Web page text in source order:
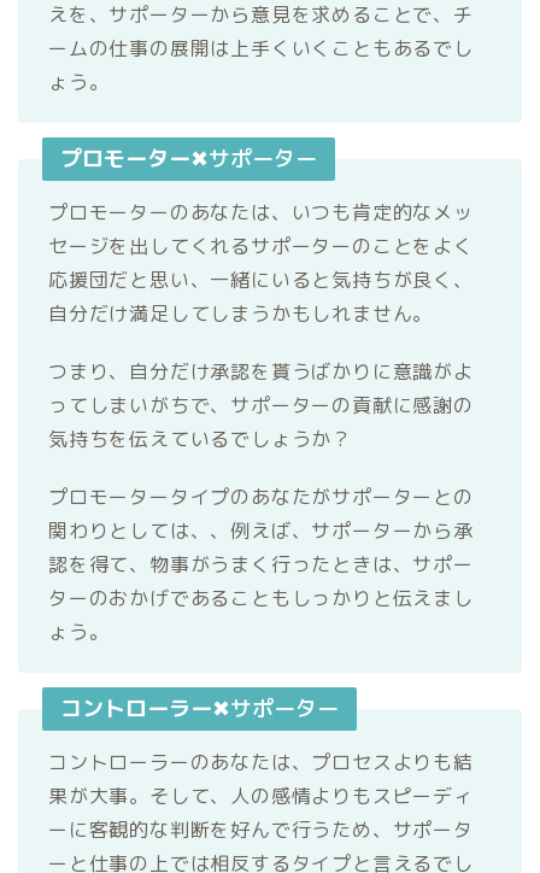
えを、サポーターから意見を求めることで、チ
ームの仕事の展開は上手くいくこともあるでし
ょう。
プロモーター✖サポーター
プロモーターのあなたは、いつも肯定的なメッ
セージを出してくれるサポーターのことをよく
応援団だと思い、一緒にいると気持ちが良く、
自分だけ満足してしまうかもしれません。
つまり、自分だけ承認を貰うばかりに意識がよ
ってしまいがちで、サポーターの貢献に感謝の
気持ちを伝えているでしょうか？
プロモータータイプのあなたがサポーターとの
関わりとしては、、例えば、サポーターから承
認を得て、物事がうまく行ったときは、サポー
ターのおかげであることもしっかりと伝えまし
ょう。
コントローラー✖サポーター
コントローラーのあなたは、プロセスよりも結
果が大事。そして、人の感情よりもスピーディ
ーに客観的な判断を好んで行うため、サポータ
ーと仕事の上では相反するタイプと言えるでし